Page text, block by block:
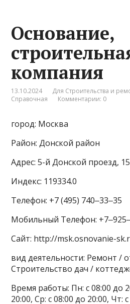
Основание,
компания
13.10.2024 Для Строительства и
Справочная
Комментарии: 0
город: Москва
Район: Донской район
Адрес: 5-й Донской проезд,
Индекс: 119334.0
Телефон: +7 (495) 740‒33‒35
Мобильный Телефон:
Сайт: http://msk.osnovanie-
вид деятельности: Ремонт /
Строительство дач /
Время работы: Пн: с 08:00 до
20:00, Ср: с 08:00 до 20:00, Чт: